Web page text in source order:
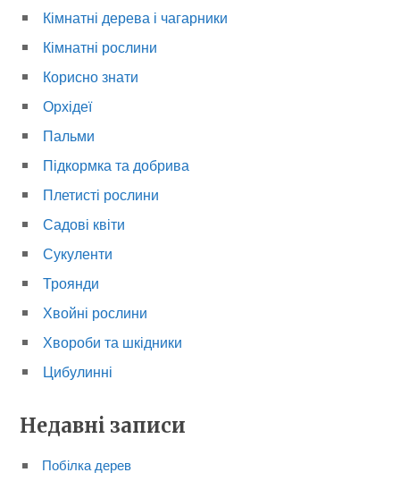
Кімнатні дерева і чагарники
Кімнатні рослини
Корисно знати
Орхідеї
Пальми
Підкормка та добрива
Плетисті рослини
Садові квіти
Сукуленти
Троянди
Хвойні рослини
Хвороби та шкідники
Цибулинні
Недавні записи
Побілка дерев